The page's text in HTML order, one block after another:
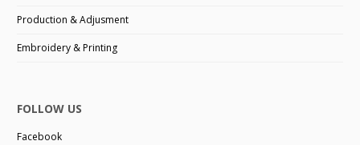
Production & Adjusment
Embroidery & Printing
FOLLOW US
Facebook